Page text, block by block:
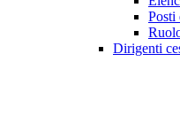
Posti
Dirigenti